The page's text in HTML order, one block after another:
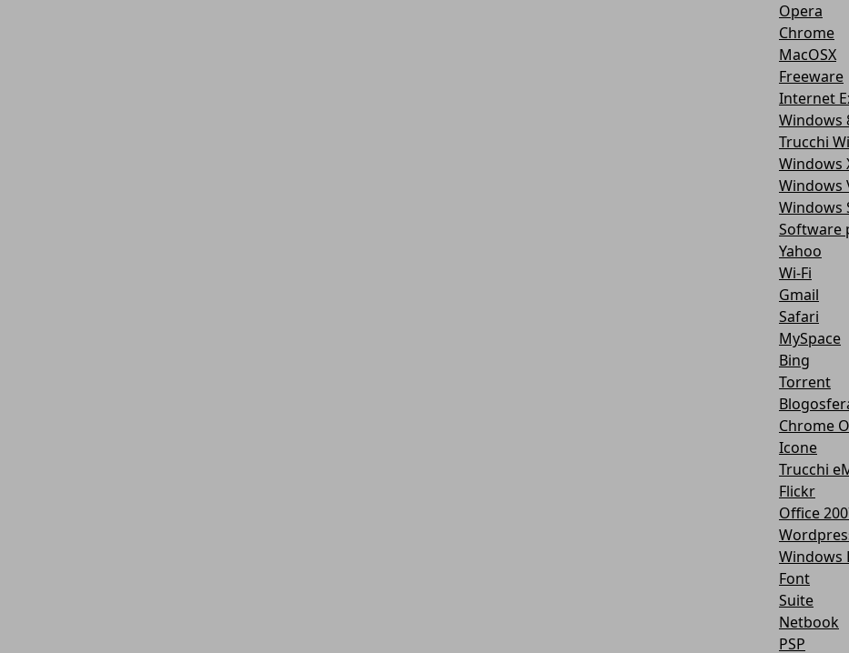
Opera
Chrome
MacOSX
Freeware
Internet
Windows
Trucchi
Windows
Windows
Windows
Software
Yahoo
Wi-Fi
Gmail
Safari
MySpace
Bing
Torrent
Chrome
Icone
Trucchi
Flickr
Office
Windows
Font
Suite
Netbook
PSP